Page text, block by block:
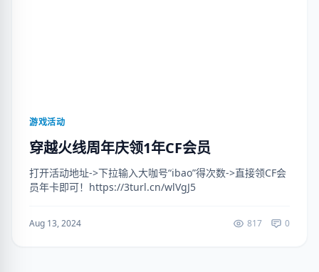
游戏活动
穿越火线周年庆领1年CF会员
打开活动地址->下拉输入大咖号“ibao”得次数->直接领CF会
员年卡即可！https://3turl.cn/wlVgJ5
Aug 13, 2024 817 0